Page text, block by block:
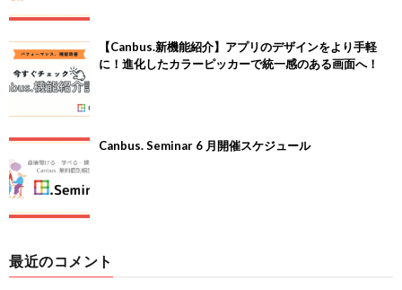
【Canbus.新機能紹介】アプリのデザインをより手軽
に！進化したカラーピッカーで統一感のある画面へ！
Canbus. Seminar 6 月開催スケジュール
最近のコメント